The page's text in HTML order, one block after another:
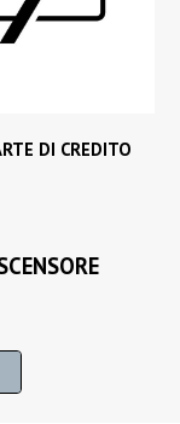
DI CREDITO